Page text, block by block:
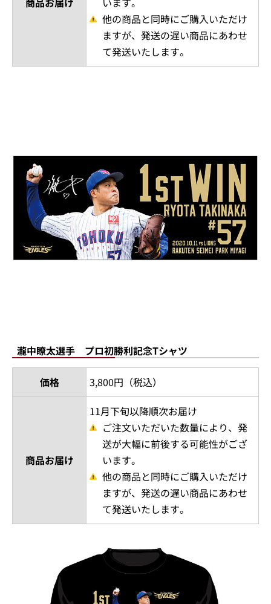
他の商品と同時にご購入いただけ
ますが、発送の遅い商品にあわせ
て発送いたします。
瀧中瞭太選手 プロ初勝利記念Tシャツ
価格 3,800円（税込）
商品お届け
11月下旬以降順次お届け
ご注文いただいた数量により、発
送が大幅に前後する可能性がござ
います。
他の商品と同時にご購入いただけ
ますが、発送の遅い商品にあわせ
て発送いたします。